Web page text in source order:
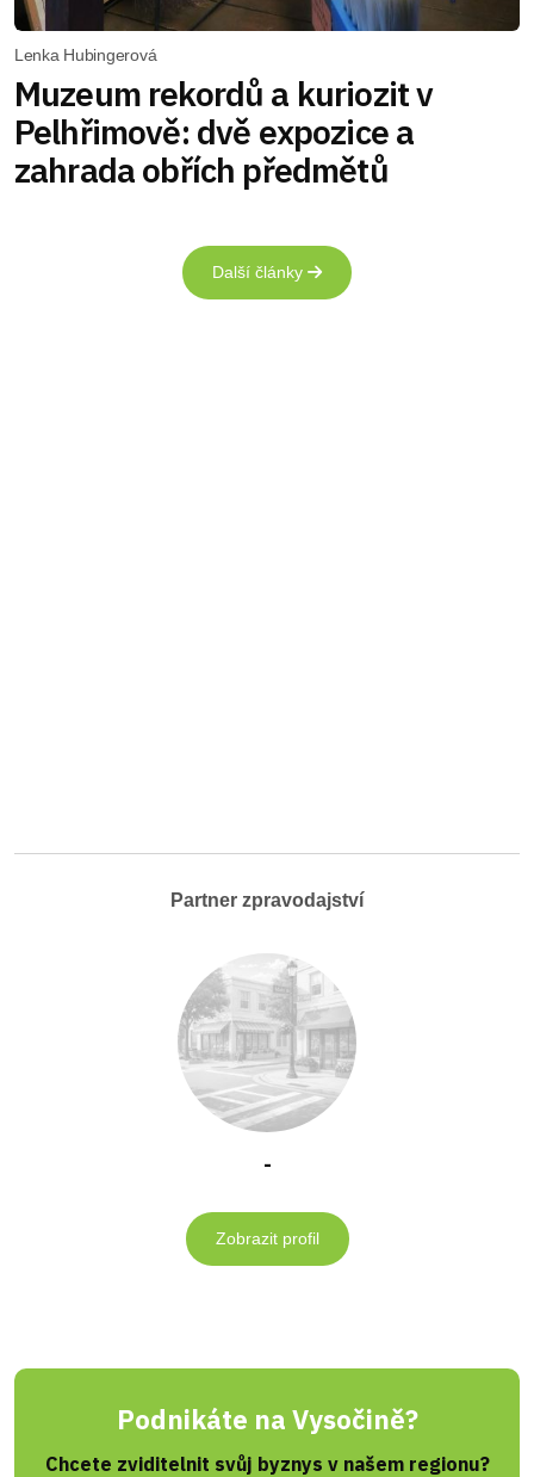
Lenka Hubingerová
Muzeum rekordů a kuriozit v
Pelhřimově: dvě expozice a
zahrada obřích předmětů
Další články
Partner zpravodajství
-
Zobrazit profil
Podnikáte na Vysočině?
Chcete zviditelnit svůj byznys v našem regionu?